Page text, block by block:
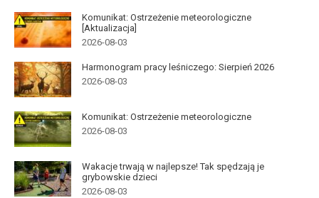
Komunikat: Ostrzeżenie meteorologiczne
[Aktualizacja]
2026-08-03
Harmonogram pracy leśniczego: Sierpień 2026
2026-08-03
Komunikat: Ostrzeżenie meteorologiczne
2026-08-03
Wakacje trwają w najlepsze! Tak spędzają je
grybowskie dzieci
2026-08-03